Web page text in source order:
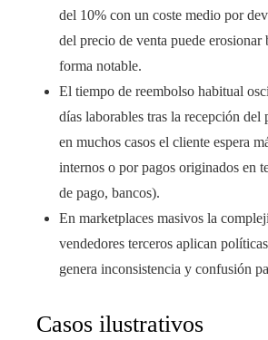
del 10% con un coste medio por
del precio de venta puede erosionar
forma notable.
El tiempo de reembolso habitual
días laborables tras la recepción del
en muchos casos el cliente espera
internos o por pagos originados en
de pago, bancos).
En marketplaces masivos la
vendedores terceros aplican
genera inconsistencia y confusión
Casos ilustrativos